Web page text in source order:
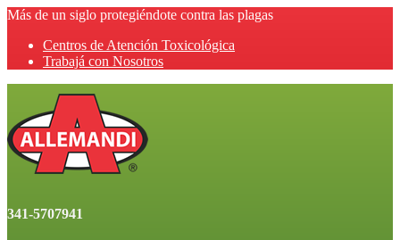
Más de un siglo protegiéndote contra las plagas
Centros de Atención Toxicológica
Trabajá con Nosotros
341-5707941